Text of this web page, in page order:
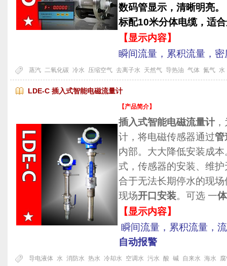
数码管显示，清晰明亮。
标配10米分体电缆，适
【显示内容】
瞬间流量，累积流量，
蒸汽 二氧化碳 冷水 压缩空气 去离子水 天然气 导热油 气体 氮气 水
LDE-C 插入式智能电磁流量计
【产品简介】
插入式智能电磁流量计，
计，将电磁传感器通过管
内部。大大降低安装成
式，传感器的安装、维
合于无法长期停水的现
现场开口安装。可选 一
【显示内容】
瞬间流量，累积流量，
自动报警
导电液体 水 消防水 热水 冷却水 空调水 污水 酸 碱 自来水 海水